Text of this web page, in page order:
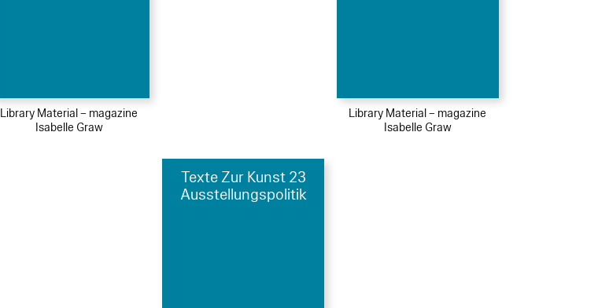
Library Material – magazine
Isabelle Graw
Library Material – magazine
Isabelle Graw
Texte Zur Kunst 23
Ausstellungspolitik